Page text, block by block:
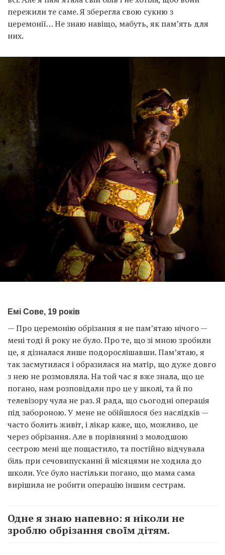
пережили те саме. Я зберегла свою сукню з
церемонії… Не знаю навіщо, мабуть, як пам’ять для
них.
Емі Сове, 19 років
— Про церемонію обрізання я не пам’ятаю нічого —
мені тоді й року не було. Про те, що зі мною зробили
це, я дізналася лише подорослішавши. Пам’ятаю, я
так засмутилася і образилася на матір, що дуже довго
з нею не розмовляла. На той час я вже знала, що це
погано, нам розповідали про це у школі, та й по
телевізору чула не раз. Я рада, що сьогодні операція
під забороною. У мене не обійшлося без наслідків —
часто болить живіт, і лікар каже, що, можливо, це
через обрізання. Але в порівнянні з молодшою
сестрою мені ще пощастило, та постійно відчувала
біль при сечовипусканні й місяцями не ходила до
школи. Усе було настільки погано, що мама сама
вирішила не робити операцію іншим сестрам.
Одне я знаю напевно: я ніколи не
зроблю обрізання своїм дітям.